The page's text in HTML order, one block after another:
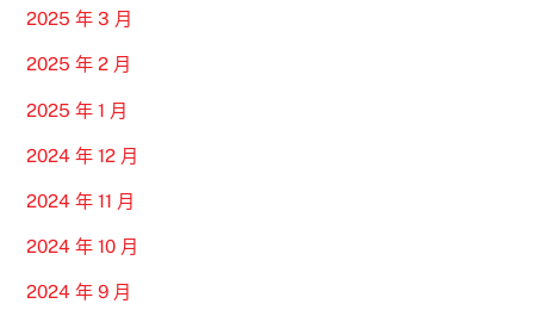
2025 年 3 月
2025 年 2 月
2025 年 1 月
2024 年 12 月
2024 年 11 月
2024 年 10 月
2024 年 9 月